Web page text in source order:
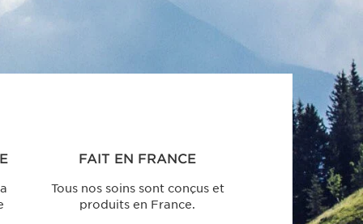
FAIT EN FRANCE
Tous nos soins sont conçus et
produits en France.